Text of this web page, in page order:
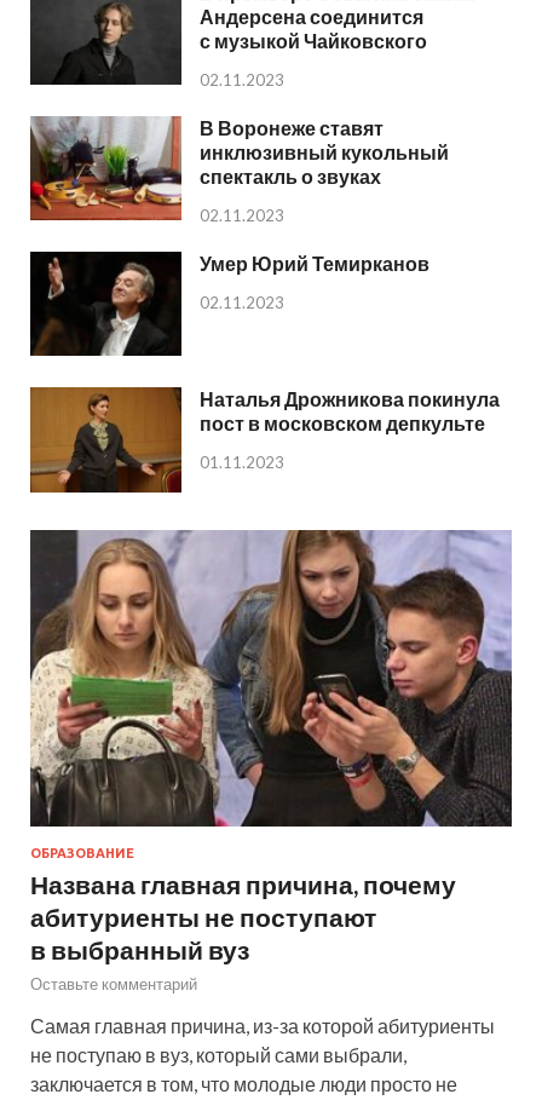
Андерсена соединится
с музыкой Чайковского
02.11.2023
В Воронеже ставят
инклюзивный кукольный
спектакль о звуках
02.11.2023
Умер Юрий Темирканов
02.11.2023
Наталья Дрожникова покинула
пост в московском депкульте
01.11.2023
ОБРАЗОВАНИЕ
Названа главная причина, почему
абитуриенты не поступают
в выбранный вуз
Оставьте комментарий
Самая главная причина, из-за которой абитуриенты
не поступаю в вуз, который сами выбрали,
заключается в том, что молодые люди просто не